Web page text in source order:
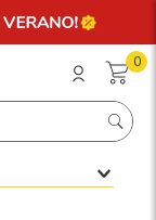
0
buscados